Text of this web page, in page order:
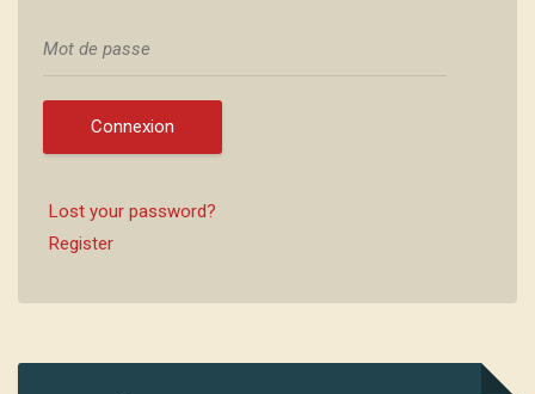
Connexion
Lost your password?
Register